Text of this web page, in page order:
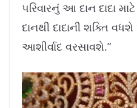
પરિવારનું આ દાન દાદા
દાનથી દાદાની શક્તિ
આશીર્વાદ વરસાવશે.”